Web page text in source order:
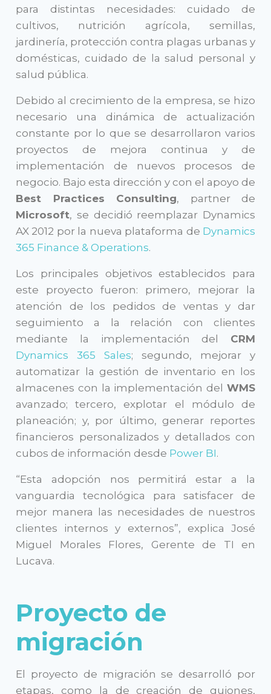
para distintas necesidades: cuidado de
cultivos, nutrición agrícola, semillas,
jardinería, protección contra plagas urbanas y
domésticas, cuidado de la salud personal y
salud pública.
Debido al crecimiento de la empresa, se hizo
necesario una dinámica de actualización
constante por lo que se desarrollaron varios
proyectos de mejora continua y de
implementación de nuevos procesos de
negocio. Bajo esta dirección y con el apoyo de
Best Practices Consulting, partner de
Microsoft, se decidió reemplazar Dynamics
AX 2012 por la nueva plataforma de Dynamics
365 Finance & Operations.
Los principales objetivos establecidos para
este proyecto fueron: primero, mejorar la
atención de los pedidos de ventas y dar
seguimiento a la relación con clientes
mediante la implementación del CRM
Dynamics 365 Sales; segundo, mejorar y
automatizar la gestión de inventario en los
almacenes con la implementación del WMS
avanzado; tercero, explotar el módulo de
planeación; y, por último, generar reportes
financieros personalizados y detallados con
cubos de información desde Power BI.
“Esta adopción nos permitirá estar a la
vanguardia tecnológica para satisfacer de
mejor manera las necesidades de nuestros
clientes internos y externos”, explica José
Miguel Morales Flores, Gerente de TI en
Lucava.
Proyecto de
migración
El proyecto de migración se desarrolló por
etapas, como la de creación de guiones,
Contáctanos
Nombre
Correo empresarial
Teléfono